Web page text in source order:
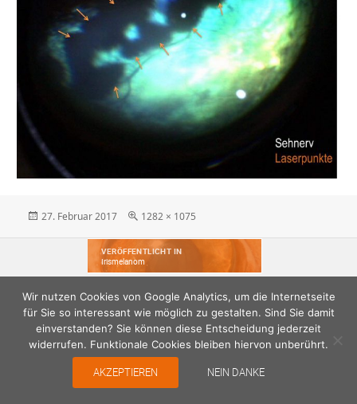
Veröffentlicht
27. Februar 2017 Originalgröße
1282 × 1075
VERÖFFENTLICHT IN
Irismelanom
Wir nutzen Cookies von Google Analytics, um die Internetseite
für Sie so interessant wie möglich zu gestalten. Sind Sie damit
einverstanden? Sie können diese Entscheidung jederzeit
widerrufen. Funktionale Cookies bleiben hiervon unberührt.
AKZEPTIEREN NEIN DANKE